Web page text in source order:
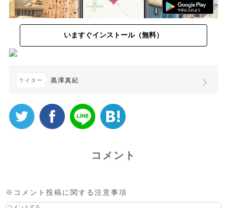
いますぐインストール（無料）
ライター 黒澤真紀
コメント
※コメント投稿に関する注意事項